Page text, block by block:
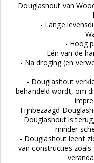
Douglashout van
- Lange
-
- Hoog
- Eén van de
- Na droging (en
- Douglashout
behandeld wordt, om
- Fijnbezaagd
Douglashout is
minder
- Douglashout leent
van constructies